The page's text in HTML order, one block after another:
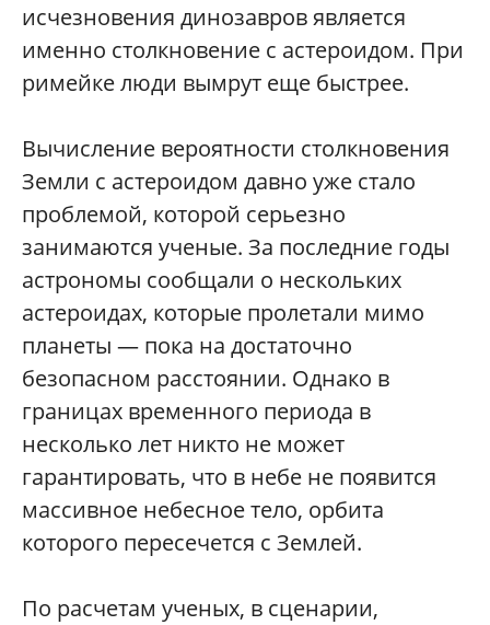
исчезновения динозавров является
именно столкновение с астероидом. При
римейке люди вымрут еще быстрее.
Вычисление вероятности столкновения
Земли с астероидом давно уже стало
проблемой, которой серьезно
занимаются ученые. За последние годы
астрономы сообщали о нескольких
астероидах, которые пролетали мимо
планеты — пока на достаточно
безопасном расстоянии. Однако в
границах временного периода в
несколько лет никто не может
гарантировать, что в небе не появится
массивное небесное тело, орбита
которого пересечется с Землей.
По расчетам ученых, в сценарии,